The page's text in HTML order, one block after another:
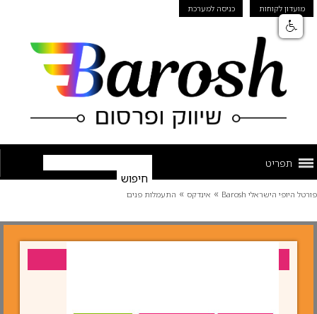
מועדון לקוחות כניסה למערכת
תפריט
פורטל היופי הישראלי Barosh » אינדקס » התעמלות פנים